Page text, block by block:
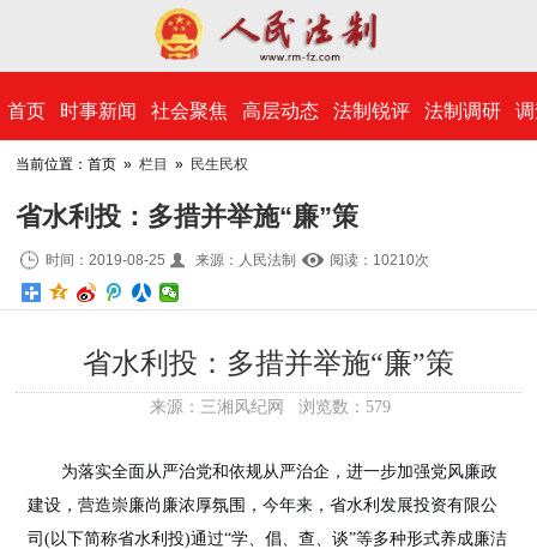
​首页 时事新闻 社会聚焦 高层动态 法制锐评 法制调研
当前位置：首页 »栏目 » 民生民权
省水利投：多措并举施“廉”策
时间：2019-08-25 来源：人民法制 阅读：10210次
省水利投：多措并举施“廉”策
来源： 三湘风纪网 浏览数： 579
为落实全面从严治党和依规从严治企，进一步加强党风廉政
建设，营造崇廉尚廉浓厚氛围，今年来，省水利发展投资有限公
司(以下简称省水利投)通过“学、倡、查、谈”等多种形式养成廉洁